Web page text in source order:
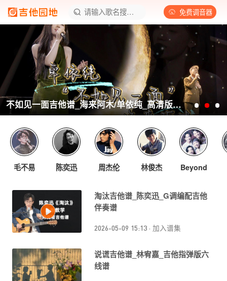
免费调音器
请输入歌名搜索曲谱
不如见一面吉他谱_海来阿木/单依纯_高清版吉他六线谱
毛不易 陈奕迅 周杰伦 林俊杰 Beyond
淘汰吉他谱_陈奕迅_G调编配吉他
伴奏谱
2026-05-09 15:13 · 加入谱集
说谎吉他谱_林宥嘉_吉他指弹版六
线谱